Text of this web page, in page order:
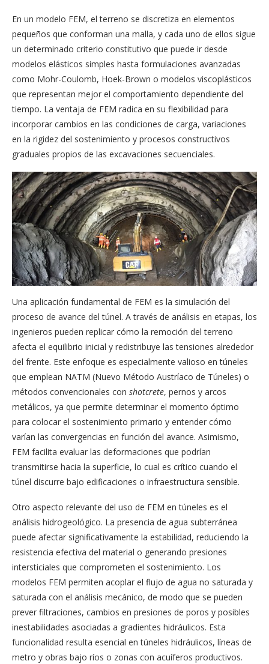
En un modelo FEM, el terreno se discretiza en elementos
pequeños que conforman una malla, y cada uno de ellos sigue
un determinado criterio constitutivo que puede ir desde
modelos elásticos simples hasta formulaciones avanzadas
como Mohr-Coulomb, Hoek-Brown o modelos viscoplásticos
que representan mejor el comportamiento dependiente del
tiempo. La ventaja de FEM radica en su flexibilidad para
incorporar cambios en las condiciones de carga, variaciones
en la rigidez del sostenimiento y procesos constructivos
graduales propios de las excavaciones secuenciales.
Una aplicación fundamental de FEM es la simulación del
proceso de avance del túnel. A través de análisis en etapas, los
ingenieros pueden replicar cómo la remoción del terreno
afecta el equilibrio inicial y redistribuye las tensiones alrededor
del frente. Este enfoque es especialmente valioso en túneles
que emplean NATM (Nuevo Método Austríaco de Túneles) o
métodos convencionales con shotcrete, pernos y arcos
metálicos, ya que permite determinar el momento óptimo
para colocar el sostenimiento primario y entender cómo
varían las convergencias en función del avance. Asimismo,
FEM facilita evaluar las deformaciones que podrían
transmitirse hacia la superficie, lo cual es crítico cuando el
túnel discurre bajo edificaciones o infraestructura sensible.
Otro aspecto relevante del uso de FEM en túneles es el
análisis hidrogeológico. La presencia de agua subterránea
puede afectar significativamente la estabilidad, reduciendo la
resistencia efectiva del material o generando presiones
intersticiales que comprometen el sostenimiento. Los
modelos FEM permiten acoplar el flujo de agua no saturada y
saturada con el análisis mecánico, de modo que se pueden
prever filtraciones, cambios en presiones de poros y posibles
inestabilidades asociadas a gradientes hidráulicos. Esta
funcionalidad resulta esencial en túneles hidráulicos, líneas de
metro y obras bajo ríos o zonas con acuíferos productivos.